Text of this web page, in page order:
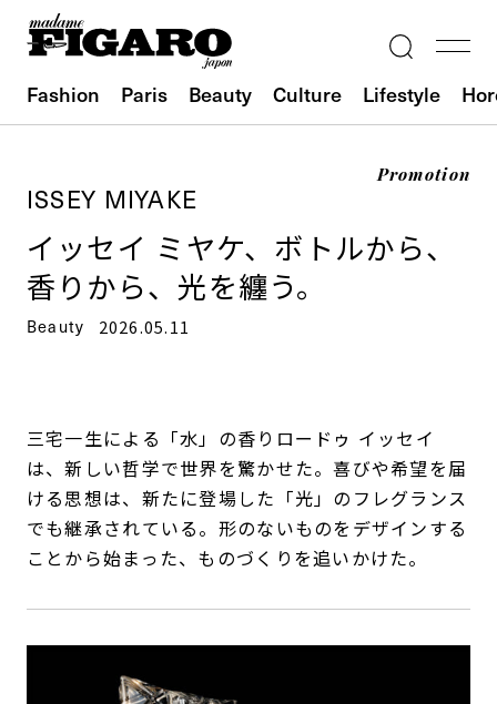
Fashion Paris Beauty Culture Lifestyle
Promotion
ISSEY MIYAKE
イッセイ ミヤケ、ボトルから、
香りから、光を纏う。
Beauty 2026.05.11
三宅一生による「水」の香りロードゥ イッセイ
は、新しい哲学で世界を驚かせた。喜びや希望を届
ける思想は、新たに登場した「光」のフレグランス
でも継承されている。形のないものをデザインする
ことから始まった、ものづくりを追いかけた。